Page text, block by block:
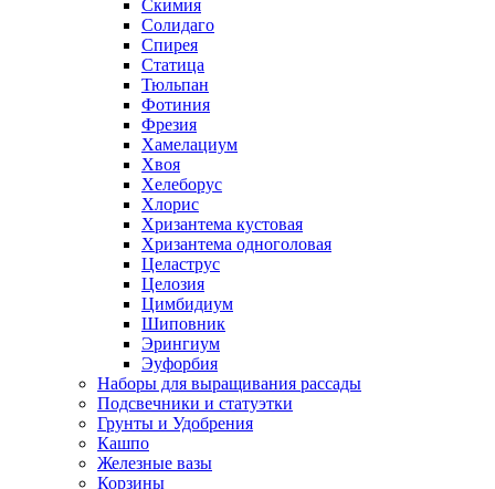
Скимия
Солидаго
Спирея
Статица
Тюльпан
Фотиния
Фрезия
Хамелациум
Хвоя
Хелеборус
Хлорис
Хризантема кустовая
Хризантема одноголовая
Целаструс
Целозия
Цимбидиум
Шиповник
Эрингиум
Эуфорбия
Наборы для выращивания рассады
Подсвечники и статуэтки
Грунты и Удобрения
Кашпо
Железные вазы
Корзины